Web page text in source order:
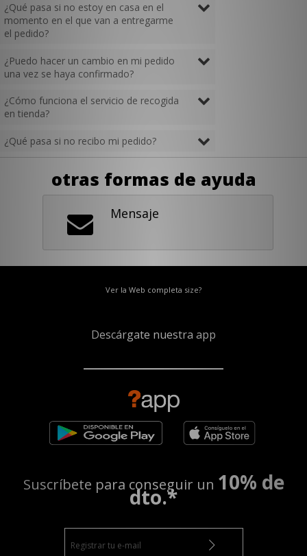
¿Qué pasa si no estoy en casa en el
momento en el que van a entregarme
el pedido?
¿Puedo hacer un cambio en mi pedido
una vez se haya confirmado?
¿Cómo funciona el servicio de recogida
en tienda?
¿Qué pasa si no recibo mi pedido?
otras formas de ayuda
Mensaje
Ver la Web completa size?
Descárgate nuestra app
Suscríbete para conseguir un 10% de
dto.*